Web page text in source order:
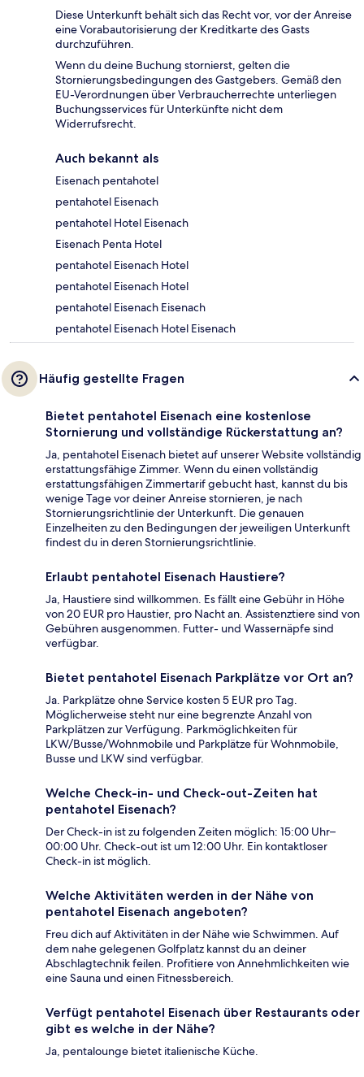
Diese Unterkunft behält sich das Recht vor, vor der Anreise
eine Vorabautorisierung der Kreditkarte des Gasts
durchzuführen.
Wenn du deine Buchung stornierst, gelten die
Stornierungsbedingungen des Gastgebers. Gemäß den
EU-Verordnungen über Verbraucherrechte unterliegen
Buchungsservices für Unterkünfte nicht dem
Widerrufsrecht.
Auch bekannt als
Eisenach pentahotel
pentahotel Eisenach
pentahotel Hotel Eisenach
Eisenach Penta Hotel
pentahotel Eisenach Hotel
pentahotel Eisenach Hotel
pentahotel Eisenach Eisenach
pentahotel Eisenach Hotel Eisenach
Häufig gestellte Fragen
Bietet pentahotel Eisenach eine kostenlose
Stornierung und vollständige Rückerstattung an?
Ja, pentahotel Eisenach bietet auf unserer Website vollständig
erstattungsfähige Zimmer. Wenn du einen vollständig
erstattungsfähigen Zimmertarif gebucht hast, kannst du bis
wenige Tage vor deiner Anreise stornieren, je nach
Stornierungsrichtlinie der Unterkunft. Die genauen
Einzelheiten zu den Bedingungen der jeweiligen Unterkunft
findest du in deren Stornierungsrichtlinie.
Erlaubt pentahotel Eisenach Haustiere?
Ja, Haustiere sind willkommen. Es fällt eine Gebühr in Höhe
von 20 EUR pro Haustier, pro Nacht an. Assistenztiere sind von
Gebühren ausgenommen. Futter- und Wassernäpfe sind
verfügbar.
Bietet pentahotel Eisenach Parkplätze vor Ort an?
Ja. Parkplätze ohne Service kosten 5 EUR pro Tag.
Möglicherweise steht nur eine begrenzte Anzahl von
Parkplätzen zur Verfügung. Parkmöglichkeiten für
LKW/Busse/Wohnmobile und Parkplätze für Wohnmobile,
Busse und LKW sind verfügbar.
Welche Check-in- und Check-out-Zeiten hat
pentahotel Eisenach?
Der Check-in ist zu folgenden Zeiten möglich: 15:00 Uhr–
00:00 Uhr. Check-out ist um 12:00 Uhr. Ein kontaktloser
Check-in ist möglich.
Welche Aktivitäten werden in der Nähe von
pentahotel Eisenach angeboten?
Freu dich auf Aktivitäten in der Nähe wie Schwimmen. Auf
dem nahe gelegenen Golfplatz kannst du an deiner
Abschlagtechnik feilen. Profitiere von Annehmlichkeiten wie
eine Sauna und einen Fitnessbereich.
Verfügt pentahotel Eisenach über Restaurants oder
gibt es welche in der Nähe?
Ja, pentalounge bietet italienische Küche.